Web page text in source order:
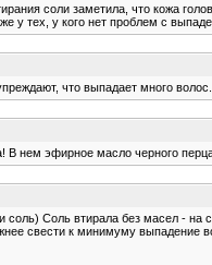
соли заметила, что кожа
у тех, у кого нет проблем с
что выпадает много
нем эфирное масло черного
соль) Соль втирала без масел - на
свести к минимуму выпадение